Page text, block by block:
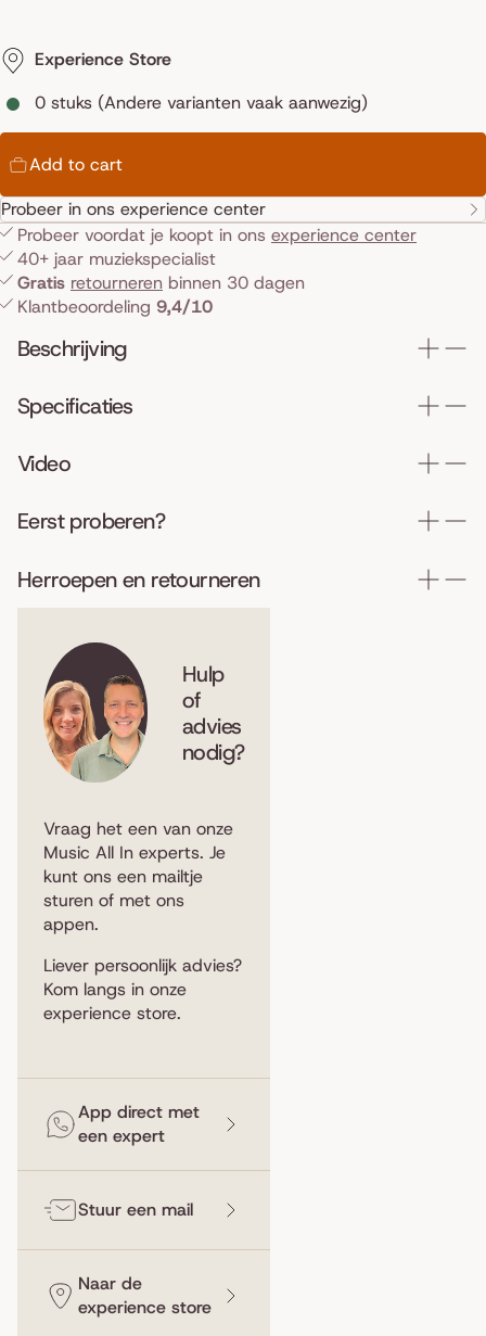
Experience Store
0 stuks (Andere varianten vaak aanwezig)
Add to cart
Probeer in ons experience center
Probeer voordat je koopt in ons experience center
40+ jaar muziekspecialist
Gratis retourneren binnen 30 dagen
Klantbeoordeling 9,4/10
Beschrijving
Specificaties
Video
Eerst proberen?
Herroepen en retourneren
Hulp
of
advies
nodig?
Vraag het een van onze
Music All In experts. Je
kunt ons een mailtje
sturen of met ons
appen.
Liever persoonlijk advies?
Kom langs in onze
experience store.
App direct met
een expert
Stuur een mail
Naar de
experience store